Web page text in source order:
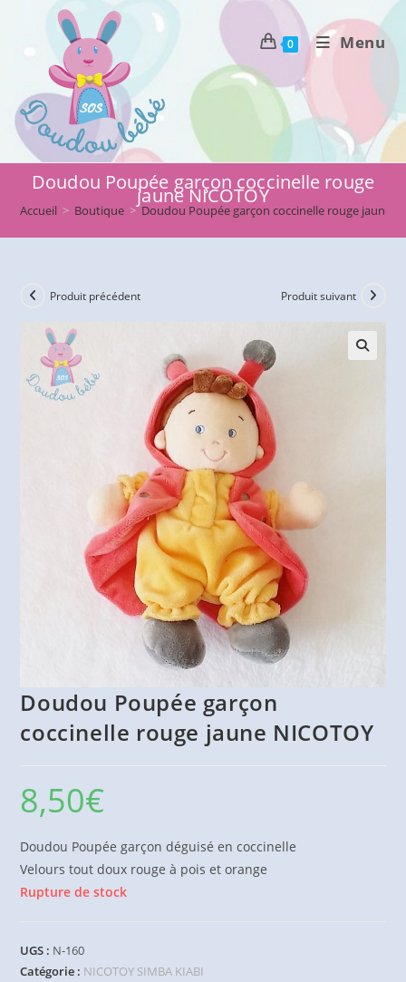
0 Menu
Doudou Poupée garçon coccinelle rouge
jaune NICOTOY
Accueil > Boutique > Doudou Poupée garçon coccinelle rouge jaune
Produit précédent Produit suivant
Doudou Poupée garçon
coccinelle rouge jaune NICOTOY
8,50€
Doudou Poupée garçon déguisé en coccinelle
Velours tout doux rouge à pois et orange
Rupture de stock
UGS : N-160
Catégorie : NICOTOY SIMBA KIABI